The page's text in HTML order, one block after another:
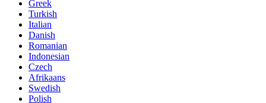
Greek
Turkish
Italian
Danish
Romanian
Indonesian
Czech
Afrikaans
Swedish
Polish